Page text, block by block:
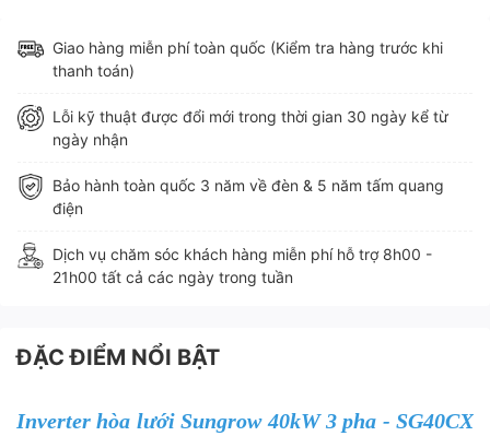
Giao hàng miễn phí toàn quốc (Kiểm tra hàng trước khi
thanh toán)
Lỗi kỹ thuật được đổi mới trong thời gian 30 ngày kể từ
ngày nhận
Bảo hành toàn quốc 3 năm về đèn & 5 năm tấm quang
điện
Dịch vụ chăm sóc khách hàng miễn phí hỗ trợ 8h00 -
21h00 tất cả các ngày trong tuần
ĐẶC ĐIỂM NỔI BẬT
Inverter hòa lưới Sungrow 40kW 3 pha - SG40CX